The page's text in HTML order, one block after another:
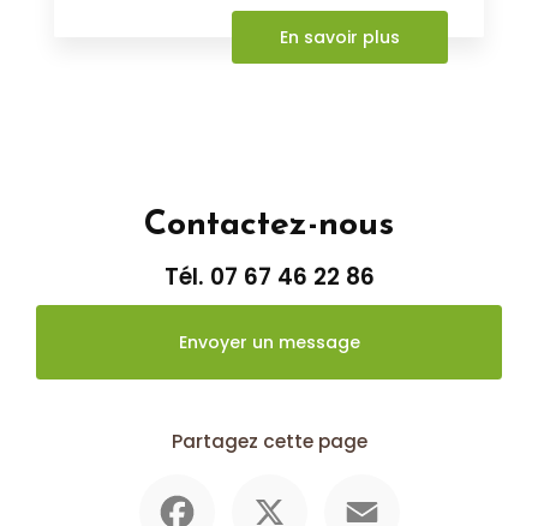
En savoir plus
Contactez-nous
Tél. 07 67 46 22 86
Envoyer un message
Partagez cette page